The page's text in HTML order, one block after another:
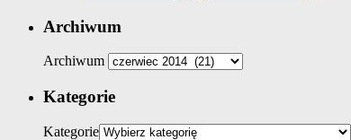
Archiwum
Archiwum
Kategorie
Kategorie